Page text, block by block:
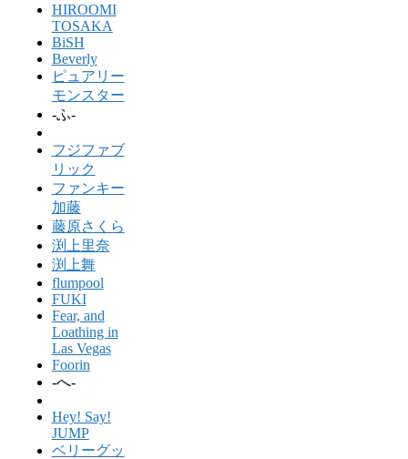
HIROOMI
TOSAKA
BiSH
Beverly
ピュアリー
モンスター
-ふ-
フジファブ
リック
ファンキー
加藤
藤原さくら
渕上里奈
渕上舞
flumpool
FUKI
Fear, and
Loathing in
Las Vegas
Foorin
-へ-
Hey! Say!
JUMP
ベリーグッ